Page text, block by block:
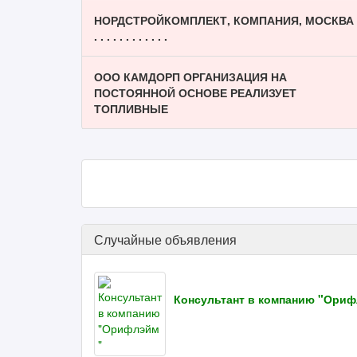
НОРДСТРОЙКОМПЛЕКТ, КОМПАНИЯ, МОСКВА
. . . . . . . . . . . .
ООО КАМДОРП ОРГАНИЗАЦИЯ НА
ПОСТОЯННОЙ ОСНОВЕ РЕАЛИЗУЕТ
ТОПЛИВНЫЕ
Случайные объявления
Консультант в компанию